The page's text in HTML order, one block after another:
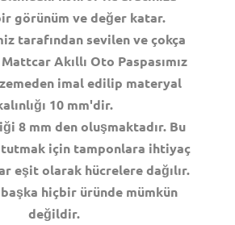
görünüm ve değer katar.
tarafından sevilen ve çokça
Akıllı Oto Paspasımız
imal edilip materyal
10 mm'dir.
8 mm den oluşmaktadır. Bu
tutmak için tamponlara ihtiyaç
eşit olarak hücrelere dağılır.
hiçbir üründe mümkün
değildir.